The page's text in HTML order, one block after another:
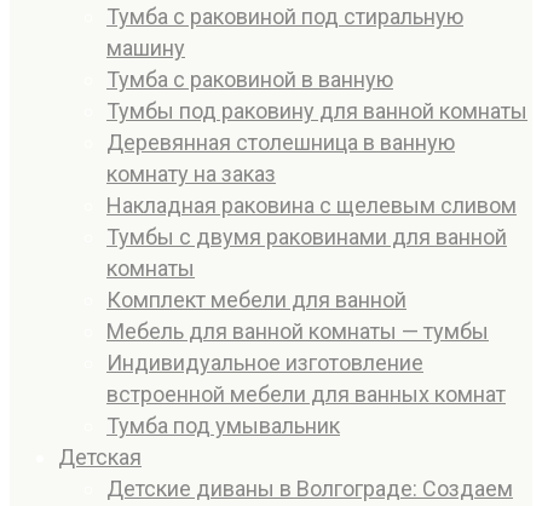
Тумба с раковиной под стиральную
машину
Тумба с раковиной в ванную
Тумбы под раковину для ванной комнаты
Деревянная столешница в ванную
комнату на заказ
Накладная раковина с щелевым сливом
Тумбы с двумя раковинами для ванной
комнаты
Комплект мебели для ванной
Мебель для ванной комнаты — тумбы
Индивидуальное изготовление
встроенной мебели для ванных комнат
Тумба под умывальник
Детская
Детские диваны в Волгограде: Создаем